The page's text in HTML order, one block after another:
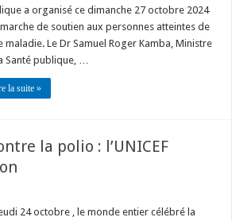
a organisé ce dimanche 27 octobre 2024
de soutien aux personnes atteintes de
maladie. Le Dr Samuel Roger Kamba, Ministre
Santé publique, …
la suite »
la polio : l’UNICEF
24 octobre , le monde entier célébré la